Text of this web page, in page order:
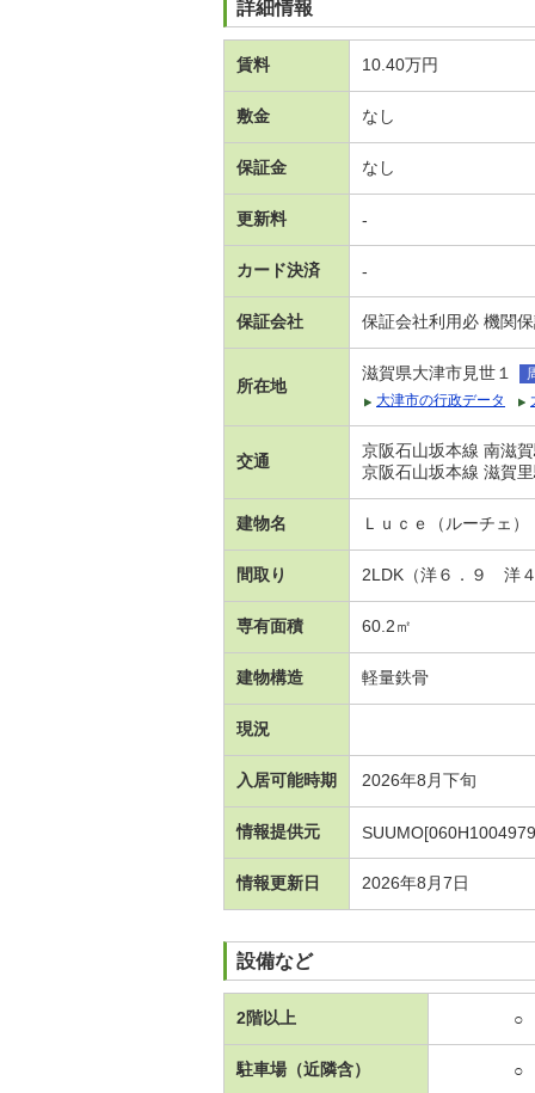
詳細情報
賃料 10.40万円
敷金 なし
保証金 なし
更新料 -
カード決済 -
保証会社 保証会社利用必 機関
所在地
滋賀県大津市見世１
大津市の行政データ
交通
京阪石山坂本線 南滋
京阪石山坂本線 滋賀
建物名 Ｌｕｃｅ（ルーチェ）
間取り 2LDK（洋６．９ 洋
専有面積 60.2㎡
建物構造 軽量鉄骨
現況
入居可能時期 2026年8月下旬
情報提供元
情報更新日 2026年8月7日
設備など
2階以上 ○
駐車場（近隣含） ○